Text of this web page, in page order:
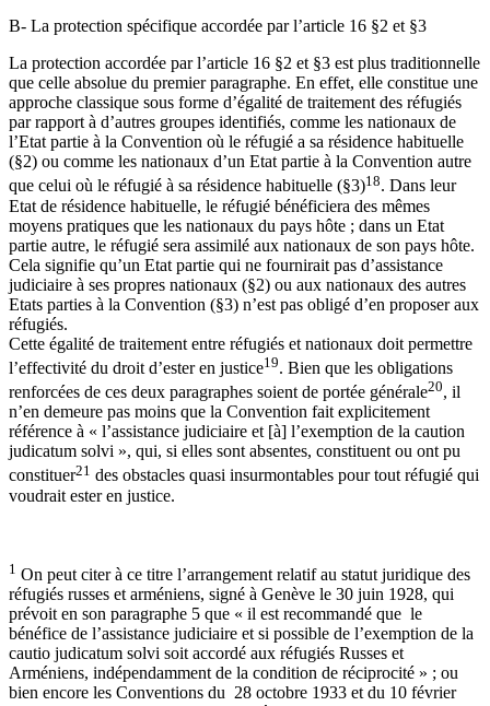
B- La protection spécifique accordée par l’article 16 §2 et §3
La protection accordée par l’article 16 §2 et §3 est plus traditionnelle
que celle absolue du premier paragraphe. En effet, elle constitue une
approche classique sous forme d’égalité de traitement des réfugiés
par rapport à d’autres groupes identifiés, comme les nationaux de
l’Etat partie à la Convention où le réfugié a sa résidence habituelle
(§2) ou comme les nationaux d’un Etat partie à la Convention autre
que celui où le réfugié à sa résidence habituelle (§3)18. Dans leur
Etat de résidence habituelle, le réfugié bénéficiera des mêmes
moyens pratiques que les nationaux du pays hôte ; dans un Etat
partie autre, le réfugié sera assimilé aux nationaux de son pays hôte.
Cela signifie qu’un Etat partie qui ne fournirait pas d’assistance
judiciaire à ses propres nationaux (§2) ou aux nationaux des autres
Etats parties à la Convention (§3) n’est pas obligé d’en proposer aux
réfugiés.
Cette égalité de traitement entre réfugiés et nationaux doit permettre
l’effectivité du droit d’ester en justice19. Bien que les obligations
renforcées de ces deux paragraphes soient de portée générale20, il
n’en demeure pas moins que la Convention fait explicitement
référence à « l’assistance judiciaire et [à] l’exemption de la caution
judicatum solvi », qui, si elles sont absentes, constituent ou ont pu
constituer21 des obstacles quasi insurmontables pour tout réfugié qui
voudrait ester en justice.
1 On peut citer à ce titre l’arrangement relatif au statut juridique des
réfugiés russes et arméniens, signé à Genève le 30 juin 1928, qui
prévoit en son paragraphe 5 que « il est recommandé que le
bénéfice de l’assistance judiciaire et si possible de l’exemption de la
cautio judicatum solvi soit accordé aux réfugiés Russes et
Arméniens, indépendamment de la condition de réciprocité » ; ou
bien encore les Conventions du 28 octobre 1933 et du 10 février